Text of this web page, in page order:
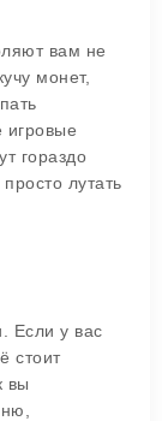
вам не
монет,
игровые
гораздо
лутать
Если у вас
стоит
вы